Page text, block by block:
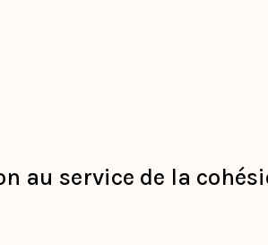
au service de la